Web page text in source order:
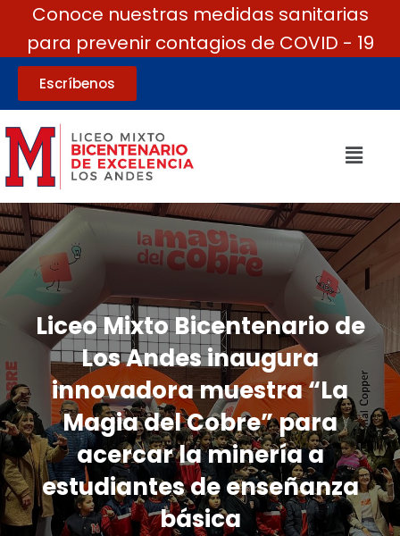
Conoce nuestras medidas sanitarias
para prevenir contagios de COVID - 19
Escríbenos
Liceo Mixto Bicentenario de
Los Andes inaugura
innovadora muestra “La
Magia del Cobre” para
acercar la minería a
estudiantes de enseñanza
básica